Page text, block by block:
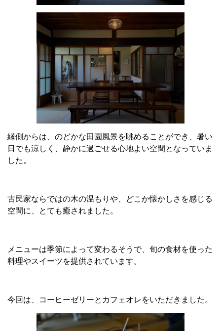
縁側からは、のどかな田園風景を眺めることができ、暑い
日でも涼しく、静かに過ごせる心地よい空間となっていま
した。
古民家ならではの木の温もりや、どこか懐かしさを感じる
空間に、とても癒されました。
メニューは季節によって変わるそうで、旬の食材を使った
料理やスイーツを提供されています。
今回は、コーヒーゼリーとカフェオレをいただきました。